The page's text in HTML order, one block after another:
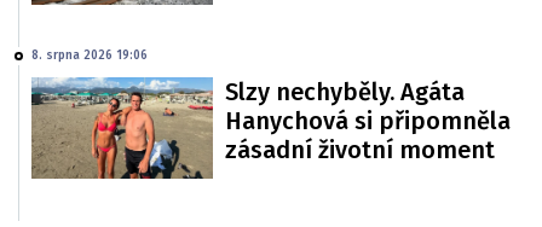
8. srpna 2026 19:06
Slzy nechyběly. Agáta
Hanychová si připomněla
zásadní životní moment